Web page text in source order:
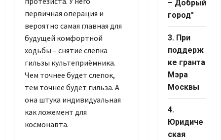
первичная операция и
вероятно самая главная для
будущей комфортной
ходьбы – снятие слепка
гильзы культеприёмника.
Чем точнее будет слепок,
тем точнее будет гильза. А
она штука индивидуальная
как ложемент для
космонавта.
– Добрый
город"
3. При
поддерж
ке гранта
Мэра
Москвы
4.
Юридиче
ская